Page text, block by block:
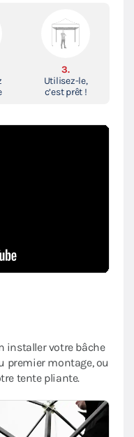
3.
Utilisez-le,
c’est prêt !
installer votre bâche
premier montage, ou
tente pliante.